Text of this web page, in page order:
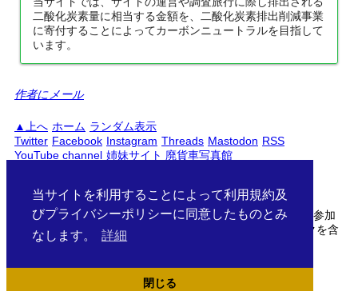
当サイトを利用することによって利用規約及
びプライバシーポリシーに同意したものとみ
なします。
詳細
閉じる
二酸化炭素量に相当する金額を、二酸化炭素排出削減事業
に寄付することによってカーボンニュートラルを目指して
います。
作者にメール
上へ ホーム ランダム表示
Twitter Facebook Instagram Threads Mastodon RSS
YouTube channel 姉妹サイト 廃貨車写真館
当サイトははAmazonアソシエイト・楽天アフィリエイトに参加
しています。サイト中の商品リンクはアフィリエイトリンクを含
む場合がございます。
/documents/jr/kyushu/hohi/